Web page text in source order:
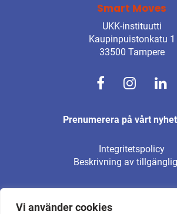
Vi använder cookies
Smart Moves
UKK-instituutti
Kaupinpuistonkatu 1
33500 Tampere
Prenumerera på vårt
Integritetspolicy
Beskrivning av